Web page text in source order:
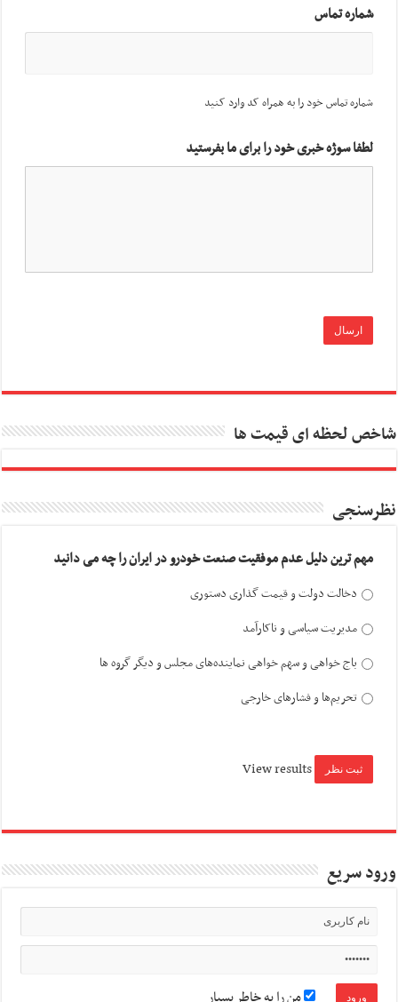
شماره تماس
شماره تماس خود را به همراه کد وارد کنید
لطفا سوژه خبری خود را برای ما بفرستید
شاخص لحظه ای قیمت ها
نظرسنجی
مهم ترین دلیل عدم موفقیت صنعت خودرو در ایران را چه می دانید
دخالت دولت و قیمت گذاری دستوری
مدیریت سیاسی و ناکارآمد
باج خواهی و سهم خواهی نماینده‌های مجلس و دیگر گروه ها
تحریم‌ها و فشارهای خارجی
View results
ورود سریع
من را به خاطر بسپار